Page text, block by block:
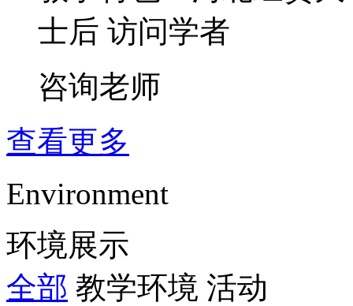
士后 访问学者
咨询老师
查看更多
Environment
环境展示
全部 教学环境 活动